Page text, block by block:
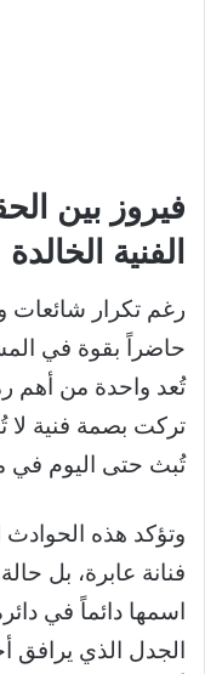
فيروز بين
الفنية الخالدة
رغم تكرار شائعات
حاضراً بقوة في
تُعد واحدة من أهم
تركت بصمة فنية لا
تُبث حتى اليوم في
وتؤكد هذه
فنانة عابرة، بل
اسمها دائماً في
الجدل الذي يرافق